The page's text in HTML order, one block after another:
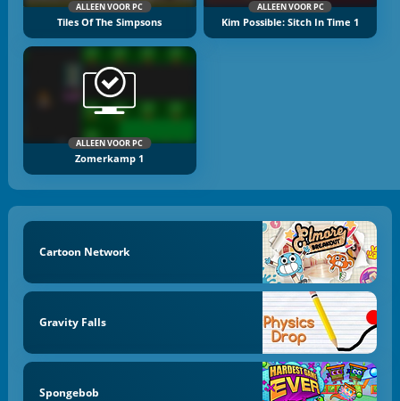
ALLEEN VOOR PC
Tiles Of The Simpsons
ALLEEN VOOR PC
Kim Possible: Sitch In Time 1
ALLEEN VOOR PC
Zomerkamp 1
Cartoon Network
Gravity Falls
Spongebob